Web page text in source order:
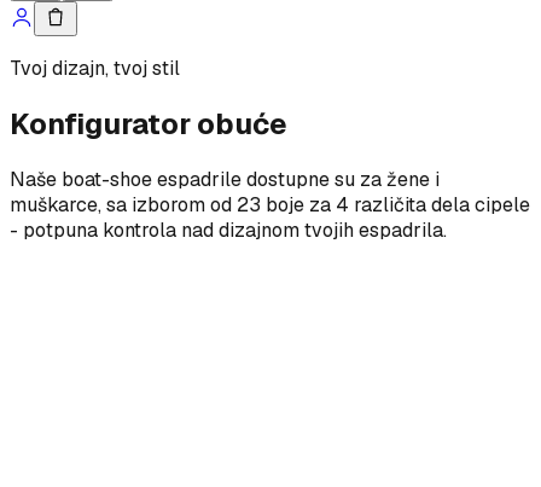
Tvoj dizajn, tvoj stil
Konfigurator obuće
Naše boat-shoe espadrile dostupne su za žene i
muškarce, sa izborom od 23 boje za 4 različita dela cipele
- potpuna kontrola nad dizajnom tvojih espadrila.